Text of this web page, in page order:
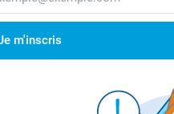
m'inscris